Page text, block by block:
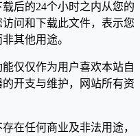
后的24个小时之内从您的
问和下载此文件，表示您
其他用途。
仅仅作为用户喜欢本站自
开支与维护，网站所有资
在任何商业及非法用途，